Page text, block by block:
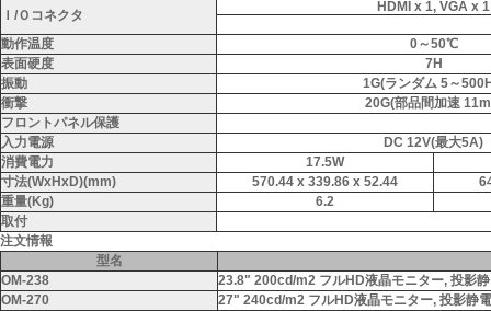
Ｉ/Ｏコネクタ
HDMI x 1, VGA x 1
動作温度
0～50℃
表面硬度
7H
振動
1G(ランダム 5～
衝撃
20G(部品間加速
フロントパネル保護
入力電源
DC 12V(最大5A)
消費電力
17.5W
寸法(WxHxD)(mm)
570.44 x 339.86 x 52.44
重量(Kg)
6.2
取付
注文情報
型名
OM-238
23.8" 200cd/m2 フルHD液晶モニター, 投影
OM-270
27" 240cd/m2 フルHD液晶モニター, 投影静